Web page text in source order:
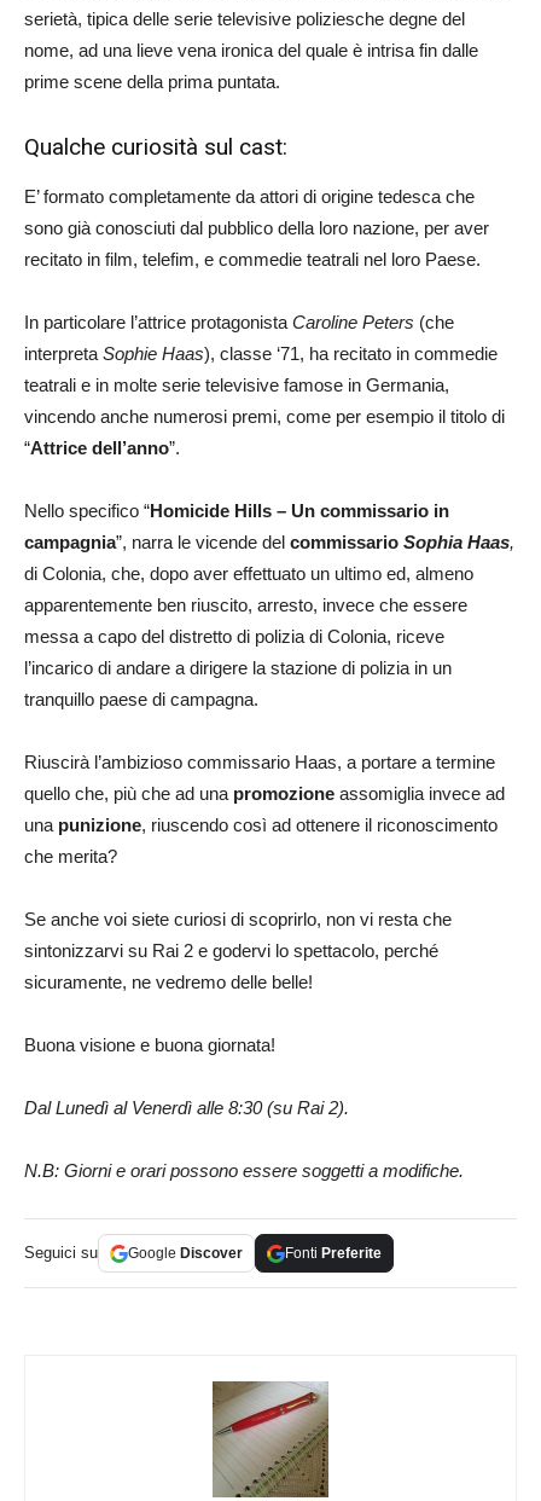
serietà, tipica delle serie televisive poliziesche degne del
nome, ad una lieve vena ironica del quale è intrisa fin dalle
prime scene della prima puntata.
Qualche curiosità sul cast:
E’ formato completamente da attori di origine tedesca che
sono già conosciuti dal pubblico della loro nazione, per aver
recitato in film, telefim, e commedie teatrali nel loro Paese.
In particolare l’attrice protagonista Caroline Peters (che
interpreta Sophie Haas), classe ‘71, ha recitato in commedie
teatrali e in molte serie televisive famose in Germania,
vincendo anche numerosi premi, come per esempio il titolo di
“Attrice dell’anno”.
Nello specifico “Homicide Hills – Un commissario in
campagnia”, narra le vicende del commissario Sophia Haas,
di Colonia, che, dopo aver effettuato un ultimo ed, almeno
apparentemente ben riuscito, arresto, invece che essere
messa a capo del distretto di polizia di Colonia, riceve
l’incarico di andare a dirigere la stazione di polizia in un
tranquillo paese di campagna.
Riuscirà l’ambizioso commissario Haas, a portare a termine
quello che, più che ad una promozione assomiglia invece ad
una punizione, riuscendo così ad ottenere il riconoscimento
che merita?
Se anche voi siete curiosi di scoprirlo, non vi resta che
sintonizzarvi su Rai 2 e godervi lo spettacolo, perché
sicuramente, ne vedremo delle belle!
Buona visione e buona giornata!
Dal Lunedì al Venerdì alle 8:30 (su Rai 2).
N.B: Giorni e orari possono essere soggetti a modifiche.
Seguici su Google Discover Fonti Preferite